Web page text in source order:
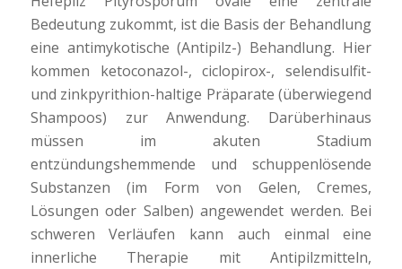
Bedeutung zukommt, ist die Basis der Behandlung
eine antimykotische (Antipilz-) Behandlung. Hier
kommen ketoconazol-, ciclopirox-, selendisulfit-
und zinkpyrithion-haltige Präparate (überwiegend
Shampoos) zur Anwendung. Darüberhinaus
müssen im akuten Stadium
entzündungshemmende und schuppenlösende
Substanzen (im Form von Gelen, Cremes,
Lösungen oder Salben) angewendet werden. Bei
schweren Verläufen kann auch einmal eine
innerliche Therapie mit Antipilzmitteln,